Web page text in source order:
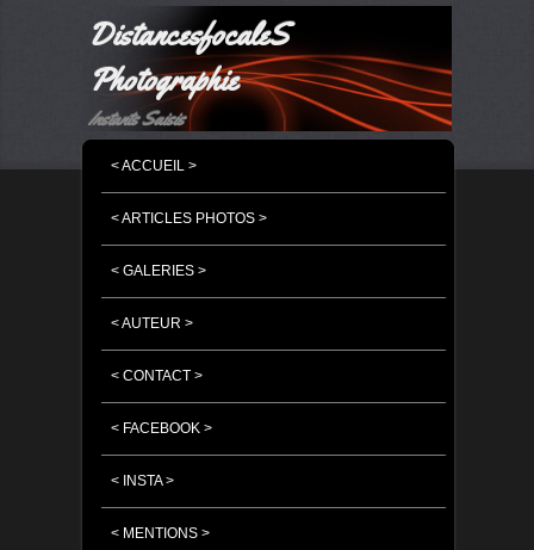
DistancesfocaleS
Photographie
Instants Saisis
MASQUER LA NAVIGATION PRINCIPALE
MASQUER LA NAVIGATION SECONDAIRE
< ACCUEIL >
< ARTICLES PHOTOS >
< GALERIES >
< AUTEUR >
< CONTACT >
< FACEBOOK >
< INSTA >
< MENTIONS >